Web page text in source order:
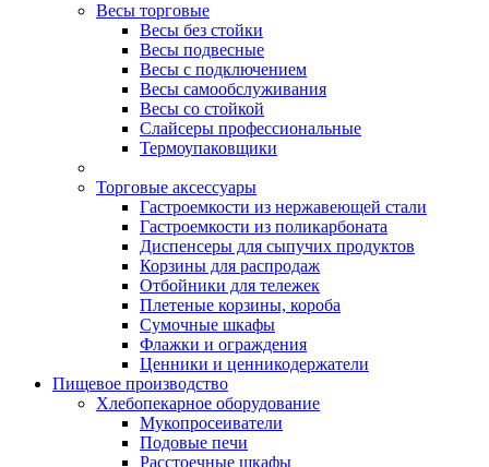
Весы торговые
Весы без стойки
Весы подвесные
Весы с подключением
Весы самообслуживания
Весы со стойкой
Слайсеры профессиональные
Термоупаковщики
Торговые аксессуары
Гастроемкости из нержавеющей стали
Гастроемкости из поликарбоната
Диспенсеры для сыпучих продуктов
Корзины для распродаж
Отбойники для тележек
Плетеные корзины, короба
Сумочные шкафы
Флажки и ограждения
Ценники и ценникодержатели
Пищевое производство
Хлебопекарное оборудование
Мукопросеиватели
Подовые печи
Расстоечные шкафы